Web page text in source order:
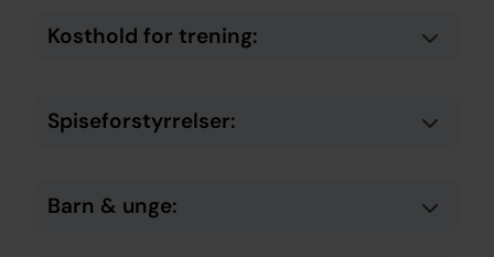
Kosthold for trening:
Spiseforstyrrelser:
Barn & unge: